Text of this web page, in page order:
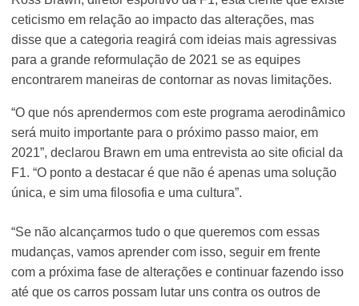
ceticismo em relação ao impacto das alterações, mas
disse que a categoria reagirá com ideias mais agressivas
para a grande reformulação de 2021 se as equipes
encontrarem maneiras de contornar as novas limitações.
“O que nós aprendermos com este programa aerodinâmico
será muito importante para o próximo passo maior, em
2021”, declarou Brawn em uma entrevista ao site oficial da
F1. “O ponto a destacar é que não é apenas uma solução
única, e sim uma filosofia e uma cultura”.
“Se não alcançarmos tudo o que queremos com essas
mudanças, vamos aprender com isso, seguir em frente
com a próxima fase de alterações e continuar fazendo isso
até que os carros possam lutar uns contra os outros de